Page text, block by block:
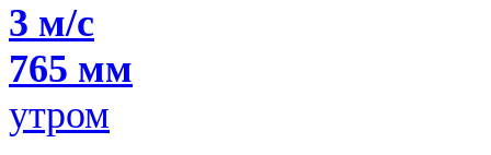
3 м/с
765 мм
утром